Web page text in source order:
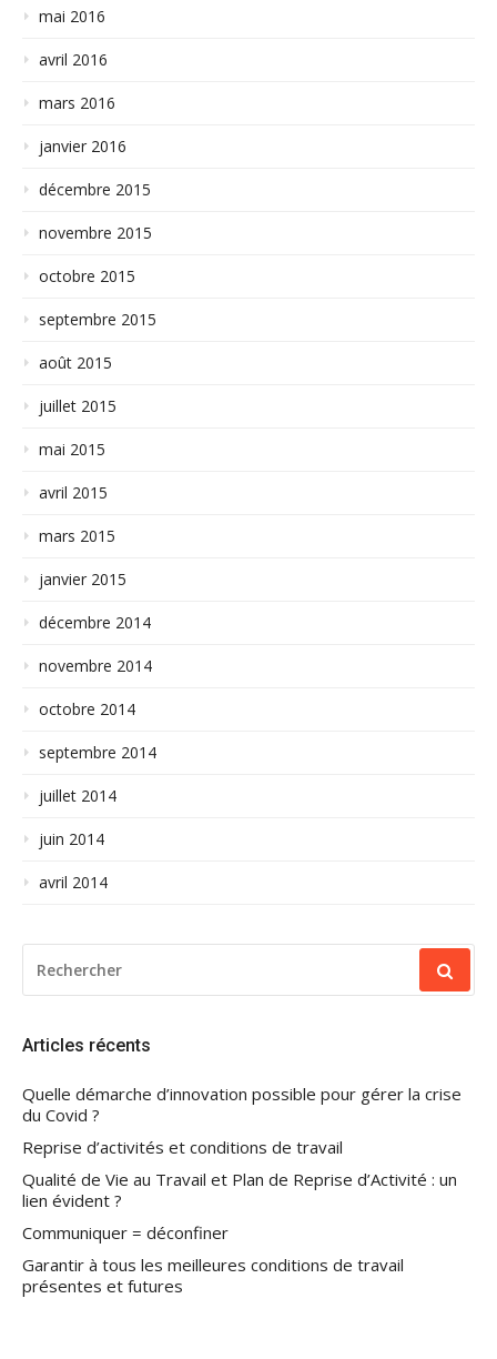
mai 2016
avril 2016
mars 2016
janvier 2016
décembre 2015
novembre 2015
octobre 2015
septembre 2015
août 2015
juillet 2015
mai 2015
avril 2015
mars 2015
janvier 2015
décembre 2014
novembre 2014
octobre 2014
septembre 2014
juillet 2014
juin 2014
avril 2014
POUR
:
Articles récents
Quelle démarche d’innovation possible pour gérer la crise
du Covid ?
Reprise d’activités et conditions de travail
Qualité de Vie au Travail et Plan de Reprise d’Activité : un
lien évident ?
Communiquer = déconfiner
Garantir à tous les meilleures conditions de travail
présentes et futures